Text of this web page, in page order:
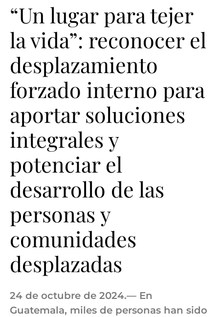
“Un lugar para tejer
la vida”: reconocer el
desplazamiento
forzado interno para
aportar soluciones
integrales y
potenciar el
desarrollo de las
personas y
comunidades
desplazadas
24 de octubre de 2024.— En
Guatemala, miles de personas han sido